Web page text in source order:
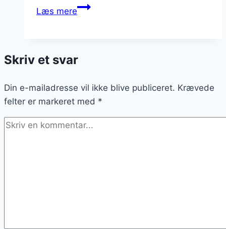
Læs merePandekager
topping
Skriv et svar
Din e-mailadresse vil ikke blive publiceret. Krævede
felter er markeret med *